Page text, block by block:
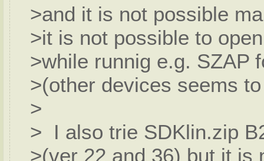
>and it is not possible
>it is not possible to
>while runnig e.g. SZAP
>(other devices seems
>
> I also trie SDKlin.zip
>(ver 22 and 36) but it is